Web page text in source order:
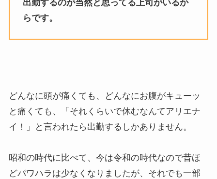
出勤するのが当然と思ってる上司がいるか
らです。
どんなに頭が痛くても、どんなにお腹がキューッ
と痛くても、「それくらいで休むなんてアリエナ
イ！」と言われたら出勤するしかありません。
昭和の時代に比べて、今は令和の時代なので昔ほ
どパワハラは少なくなりましたが、それでも一部